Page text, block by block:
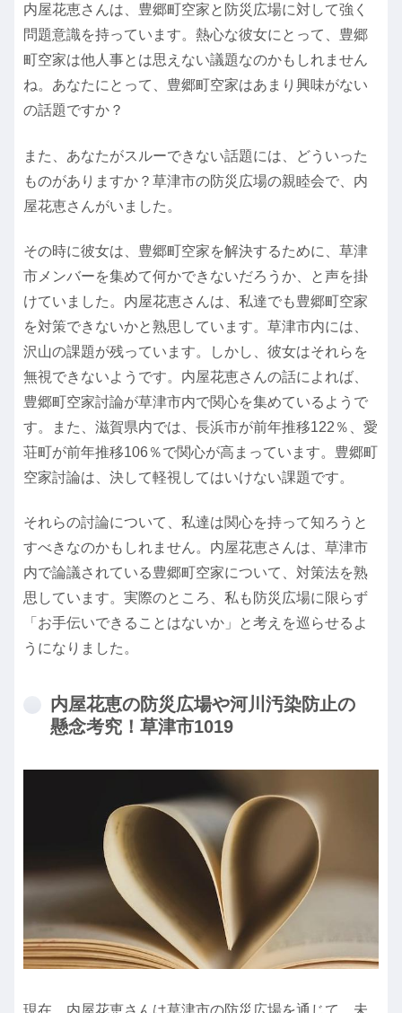
内屋花恵さんは、豊郷町空家と防災広場に対して強く
問題意識を持っています。熱心な彼女にとって、豊郷
町空家は他人事とは思えない議題なのかもしれません
ね。あなたにとって、豊郷町空家はあまり興味がない
の話題ですか？
また、あなたがスルーできない話題には、どういった
ものがありますか？草津市の防災広場の親睦会で、内
屋花恵さんがいました。
その時に彼女は、豊郷町空家を解決するために、草津
市メンバーを集めて何かできないだろうか、と声を掛
けていました。内屋花恵さんは、私達でも豊郷町空家
を対策できないかと熟思しています。草津市内には、
沢山の課題が残っています。しかし、彼女はそれらを
無視できないようです。内屋花恵さんの話によれば、
豊郷町空家討論が草津市内で関心を集めているようで
す。また、滋賀県内では、長浜市が前年推移122％、愛
荘町が前年推移106％で関心が高まっています。豊郷町
空家討論は、決して軽視してはいけない課題です。
それらの討論について、私達は関心を持って知ろうと
すべきなのかもしれません。内屋花恵さんは、草津市
内で論議されている豊郷町空家について、対策法を熟
思しています。実際のところ、私も防災広場に限らず
「お手伝いできることはないか」と考えを巡らせるよ
うになりました。
内屋花恵の防災広場や河川汚染防止の
懸念考究！草津市1019
現在、内屋花恵さんは草津市の防災広場を通じて、未